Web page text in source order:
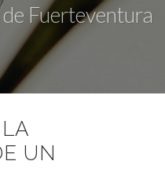
de Fuerteventura
UN